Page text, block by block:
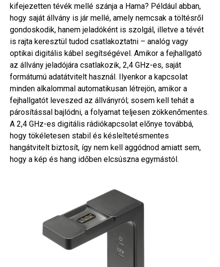
kifejezetten tévék mellé szánja a Hama? Például abban,
hogy saját állvány is jár mellé, amely nemcsak a töltésről
gondoskodik, hanem jeladóként is szolgál, illetve a tévét
is rajta keresztül tudod csatlakoztatni – analóg vagy
optikai digitális kábel segítségével. Amikor a fejhallgató
az állvány jeladójára csatlakozik, 2,4 GHz-es, saját
formátumú adatátvitelt használ. Ilyenkor a kapcsolat
minden alkalommal automatikusan létrejön, amikor a
fejhallgatót leveszed az állványról; sosem kell tehát a
párosítással bajlódni, a folyamat teljesen zökkenőmentes.
A 2,4 GHz-es digitális rádiókapcsolat előnye továbbá,
hogy tökéletesen stabil és késleltetésmentes
hangátvitelt biztosít, így nem kell aggódnod amiatt sem,
hogy a kép és hang időben elcsúszna egymástól.